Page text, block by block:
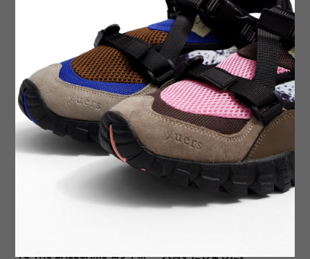
【Soglia(ソリア)】OPEN EN
D French Sleeve T-shirt オー
プンエンド フレンチスリ...
【USA Made DEADSTOCK
アメリカ製デッドストック】
USA製 Norman Rockwell ...
TO THE BALLGAME ロンT ...
入荷いたしました。